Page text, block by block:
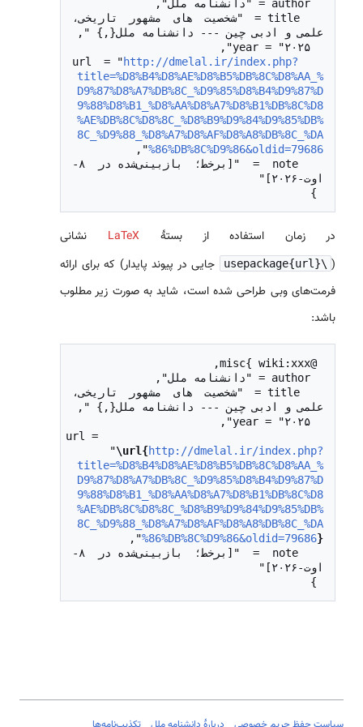
http://dmelal.ir/index.php?
title=%D8%B4%D8%AE%D8%B5%DB%8C%D8%AA_%
D9%87%D8%A7%DB%8C_%D9%85%D8%B4%D9%87%D
9%88%D8%B1_%D8%AA%D8%A7%D8%B1%DB%8C%D8
%AE%DB%8C%D8%8C_%D8%B9%D9%84%D9%85%DB%
8C_%D9%88_%D8%A7%D8%AF%D8%A8%DB%8C_%DA
%86%DB%8C%D9%86&oldid=79686
  note = "[برخط؛ بازبینی‌شده در ۸-
در زمان استفاده از بستهٔLaTeX نشانی
(
\usepackage{url}
جایی در پیوند پایدار) که برای ارائه
فرمت‌های وبی طراحی شده است، شاید به صورت زیر مطلوب
باشد:
  url =
"\url{http://dmelal.ir/index.php?
title=%D8%B4%D8%AE%D8%B5%DB%8C%D8%AA_%
D9%87%D8%A7%DB%8C_%D9%85%D8%B4%D9%87%D
9%88%D8%B1_%D8%AA%D8%A7%D8%B1%DB%8C%D8
%AE%DB%8C%D8%8C_%D8%B9%D9%84%D9%85%DB%
8C_%D9%88_%D8%A7%D8%AF%D8%A8%DB%8C_%DA
%86%DB%8C%D9%86&oldid=79686}
  note = "[برخط؛ بازبینی‌شده در ۸-